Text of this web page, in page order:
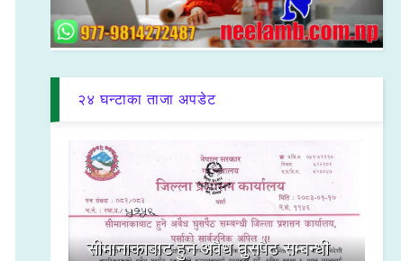
२४ घन्टाका ताजा अपडेट
सीमानाकाबाट हुने अवैध घुसपैठ सम्बन्धी